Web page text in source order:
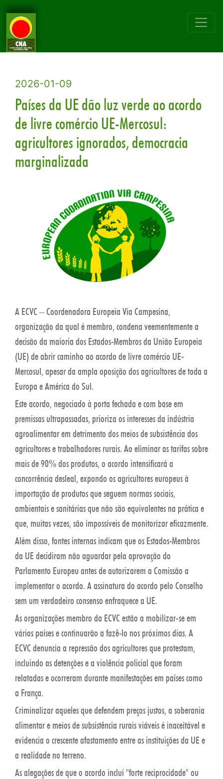
2026-01-09
Países da UE dão luz verde ao acordo
de livre comércio UE-Mercosul:
agricultores ignorados, democracia
marginalizada
A ECVC – Coordenadora Europeia Via Campesina,
organização da qual é membro, condena veementemente a
decisão da maioria dos Estados-Membros da União Europeia
(UE) de abrir caminho ao acordo de livre comércio UE-
Mercosul, apesar da ampla oposição dos agricultores de toda a
Europa e América do Sul.
Este acordo, negociado à porta fechada e com base em
premissas ultrapassadas, prioriza os interesses da indústria
agroalimentar em detrimento dos meios de subsistência dos
agricultores e trabalhadores rurais. Ao eliminar as tarifas sobre
mais de 90% dos produtos, o acordo intensificará a
concorrência desleal, expondo os agricultores europeus à
importação de produtos que seguem normas sociais,
ambientais e sanitárias que não são equivalentes na prática e
que, muitas vezes, são impossíveis de monitorizar eficazmente.
Além disso, fontes internas indicam que os Estados-Membros
da UE decidiram não aguardar pela aprovação do
Parlamento Europeu antes de autorizarem a Comissão a
implementar o acordo. A assinatura do acordo pelo Conselho
sem um verdadeiro consenso enfraquece a UE.
As organizações membro da ECVC estão a mobilizar-se em
vários países e continuarão a fazê-lo nos próximos dias. A
ECVC denuncia a repressão dos agricultores que protestam,
incluindo as detenções e a violência policial que foram
relatadas e ocorreram durante manifestações em países como
a França.
Criminalizar aqueles que defendem preços justos, a soberania
alimentar e meios de subsistência rurais viáveis ​​é inaceitável e
evidencia o crescente afastamento entre as instituições da UE e
a realidade no terreno.
As alegações de que o acordo inclui "forte reciprocidade" ou